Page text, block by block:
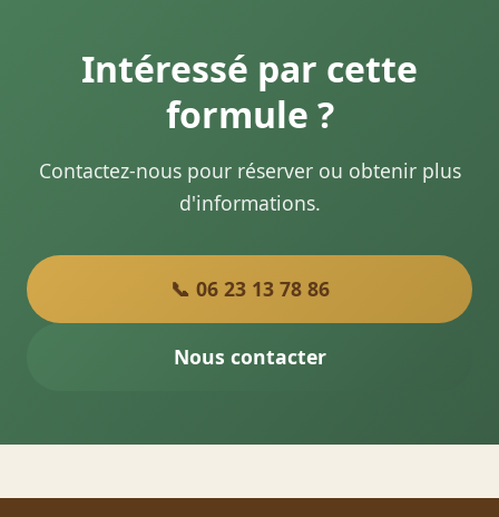
Intéressé par cette
formule ?
Contactez-nous pour réserver ou obtenir plus
d'informations.
📞 06 23 13 78 86
Nous contacter